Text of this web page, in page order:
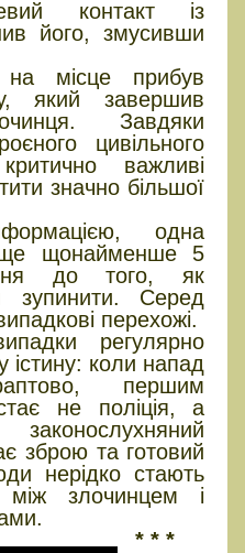
контакт із
його, змусивши
місце прибув
який завершив
Завдяки
цивільного
важливі
значно більшої
одна
щонайменше 5
до того, як
зупинити. Серед
перехожі.
регулярно
істину: коли напад
першим
не поліція, а
зброю та готовий
нерідко стають
між злочинцем і
* * *